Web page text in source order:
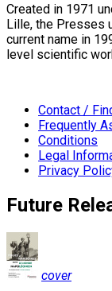
Created in 1971
Lille, the Presses
current name in
level scientific
Contact /
Frequently
Conditions
Legal
Privacy
Future
cover